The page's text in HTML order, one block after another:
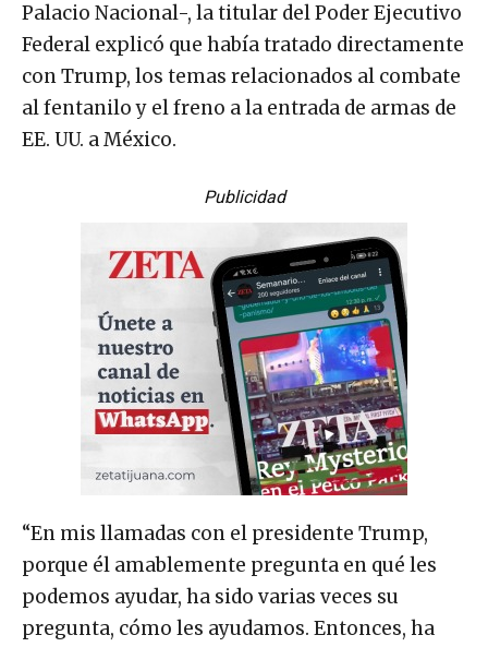
Palacio Nacional-, la titular del Poder Ejecutivo
Federal explicó que había tratado directamente
con Trump, los temas relacionados al combate
al fentanilo y el freno a la entrada de armas de
EE. UU. a México.
Publicidad
“En mis llamadas con el presidente Trump,
porque él amablemente pregunta en qué les
podemos ayudar, ha sido varias veces su
pregunta, cómo les ayudamos. Entonces, ha